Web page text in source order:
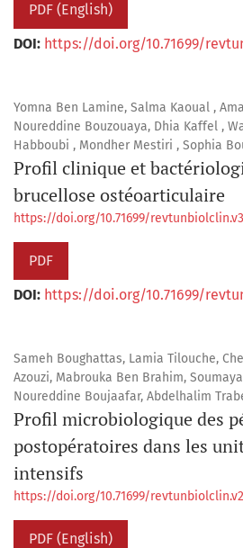
PDF (English)
DOI: https://doi.org/10.71699/
Yomna Ben Lamine, Salma Kaoual ,
Noureddine Bouzouaya, Dhia Kaffel ,
Habboubi , Mondher Mestiri , Sophia
Profil clinique et
brucellose ostéoarticulaire
https://doi.org/10.71699/
PDF
DOI: https://doi.org/10.71699/
Sameh Boughattas, Lamia Tilouche,
Azouzi, Mabrouka Ben Brahim,
Noureddine Boujaafar, Abdelhalim
Profil microbiologique des
postopératoires dans les
intensifs
https://doi.org/10.71699/
PDF (English)